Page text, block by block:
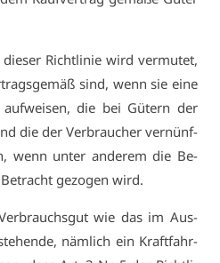
Richt­li­nie wird ver­mu­tet,
sind, wenn sie ei­ne
die bei Gü­tern der
die der Ver­brau­cher ver­nünf­
wenn un­ter an­de­rem die Be­
ge­zo­gen wird.
wie das im Aus­
näm­lich ein Kraft­fahr­